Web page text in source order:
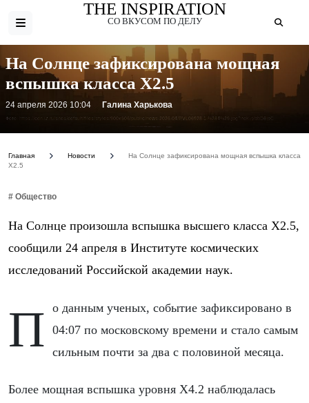
THE INSPIRATION
СО ВКУСОМ ПО ДЕЛУ
Фото: https://cdn.iz.ru/sites/default/files/styles/900x506/public/news-2026-04/PVL06928-1-%284%29.jpg?itok=ybbD8IpC
На Солнце зафиксирована мощная
вспышка класса X2.5
24 апреля 2026 10:04 Галина Харькова
Главная Новости
На Солнце зафиксирована мощная вспышка класса
X2.5
# Общество
На Солнце произошла вспышка высшего класса X2.5,
сообщили 24 апреля в Институте космических
исследований Российской академии наук.
По данным ученых, событие зафиксировано в
04:07 по московскому времени и стало самым
сильным почти за два с половиной месяца.
Более мощная вспышка уровня X4.2 наблюдалась